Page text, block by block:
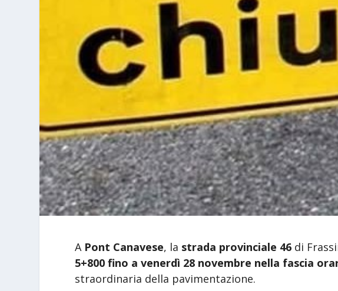
A Pont Canavese, la strada provinciale 46 di
5+800 fino a venerdì 28 novembre nella fascia
straordinaria della pavimentazione.